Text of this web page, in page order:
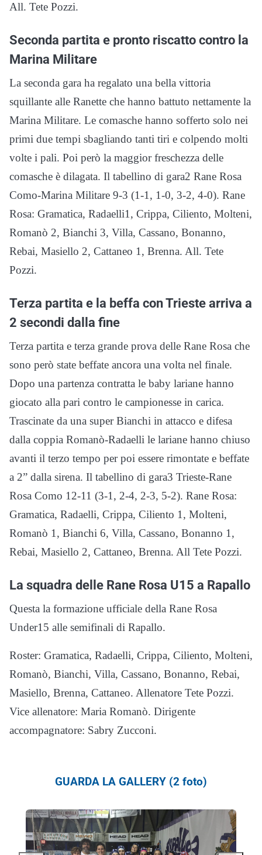
All. Tete Pozzi.
Seconda partita e pronto riscatto contro la
Marina Militare
La seconda gara ha regalato una bella vittoria
squillante alle Ranette che hanno battuto nettamente la
Marina Militare. Le comasche hanno sofferto solo nei
primi due tempi sbagliando tanti tiri e colpendo molti
volte i pali. Poi però la maggior freschezza delle
comasche è dilagata. Il tabellino di gara2 Rane Rosa
Como-Marina Militare 9-3 (1-1, 1-0, 3-2, 4-0). Rane
Rosa: Gramatica, Radaelli1, Crippa, Ciliento, Molteni,
Romanò 2, Bianchi 3, Villa, Cassano, Bonanno,
Rebai, Masiello 2, Cattaneo 1, Brenna. All. Tete
Pozzi.
Terza partita e la beffa con Trieste arriva a
2 secondi dalla fine
Terza partita e terza grande prova delle Rane Rosa che
sono però state beffate ancora una volta nel finale.
Dopo una partenza contratta le baby lariane hanno
giocato alla pari contro le campionesse in carica.
Trascinate da una super Bianchi in attacco e difesa
dalla coppia Romanò-Radaelli le lariane hanno chiuso
avanti il terzo tempo per poi essere rimontate e beffate
a 2” dalla sirena. Il tabellino di gara3 Trieste-Rane
Rosa Como 12-11 (3-1, 2-4, 2-3, 5-2). Rane Rosa:
Gramatica, Radaelli, Crippa, Ciliento 1, Molteni,
Romanò 1, Bianchi 6, Villa, Cassano, Bonanno 1,
Rebai, Masiello 2, Cattaneo, Brenna. All Tete Pozzi.
La squadra delle Rane Rosa U15 a Rapallo
Questa la formazione ufficiale della Rane Rosa
Under15 alle semifinali di Rapallo.
Roster: Gramatica, Radaelli, Crippa, Ciliento, Molteni,
Romanò, Bianchi, Villa, Cassano, Bonanno, Rebai,
Masiello, Brenna, Cattaneo. Allenatore Tete Pozzi.
Vice allenatore: Maria Romanò. Dirigente
accompagnatore: Sabry Zucconi.
GUARDA LA GALLERY (2 foto)